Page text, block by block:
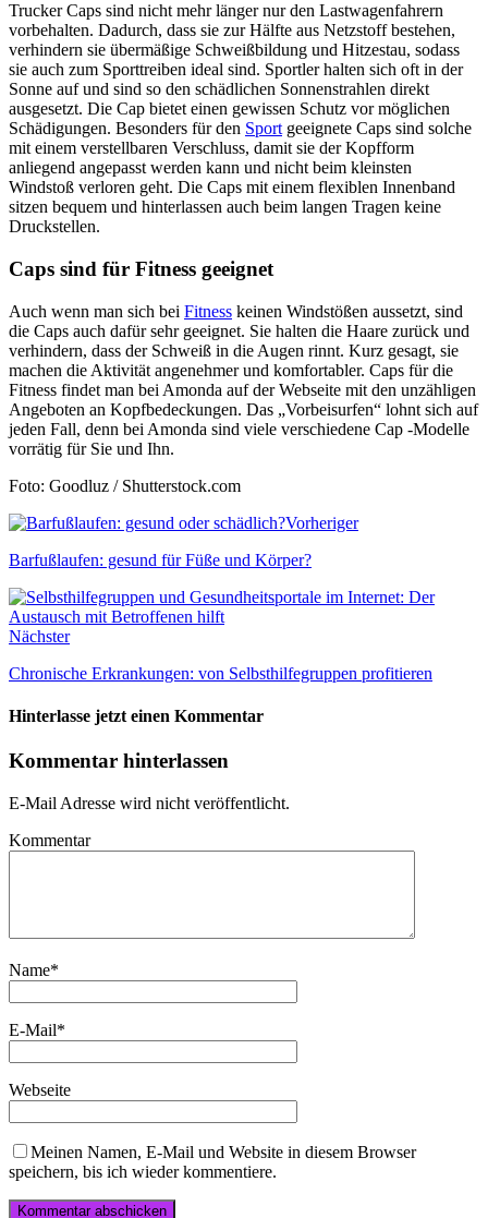
Trucker Caps sind nicht mehr länger nur den Lastwagenfahrern
vorbehalten. Dadurch, dass sie zur Hälfte aus Netzstoff bestehen,
verhindern sie übermäßige Schweißbildung und Hitzestau, sodass
sie auch zum Sporttreiben ideal sind. Sportler halten sich oft in der
Sonne auf und sind so den schädlichen Sonnenstrahlen direkt
ausgesetzt. Die Cap bietet einen gewissen Schutz vor möglichen
Schädigungen. Besonders für den Sport geeignete Caps sind solche
mit einem verstellbaren Verschluss, damit sie der Kopfform
anliegend angepasst werden kann und nicht beim kleinsten
Windstoß verloren geht. Die Caps mit einem flexiblen Innenband
sitzen bequem und hinterlassen auch beim langen Tragen keine
Druckstellen.
Caps sind für Fitness geeignet
Auch wenn man sich bei Fitness keinen Windstößen aussetzt, sind
die Caps auch dafür sehr geeignet. Sie halten die Haare zurück und
verhindern, dass der Schweiß in die Augen rinnt. Kurz gesagt, sie
machen die Aktivität angenehmer und komfortabler. Caps für die
Fitness findet man bei Amonda auf der Webseite mit den unzähligen
Angeboten an Kopfbedeckungen. Das „Vorbeisurfen“ lohnt sich auf
jeden Fall, denn bei Amonda sind viele verschiedene Cap -Modelle
vorrätig für Sie und Ihn.
Foto: Goodluz / Shutterstock.com
Vorheriger
Barfußlaufen: gesund für Füße und Körper?
Nächster
Chronische Erkrankungen: von Selbsthilfegruppen profitieren
Hinterlasse jetzt einen Kommentar
Kommentar hinterlassen
E-Mail Adresse wird nicht veröffentlicht.
Kommentar
Name*
E-Mail*
Webseite
Meinen Namen, E-Mail und Website in diesem Browser
speichern, bis ich wieder kommentiere.